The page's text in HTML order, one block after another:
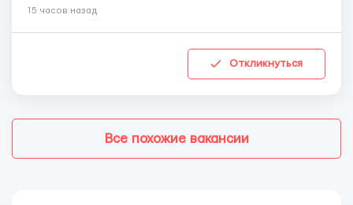
15 часов назад
Откликнуться
Все похожие вакансии